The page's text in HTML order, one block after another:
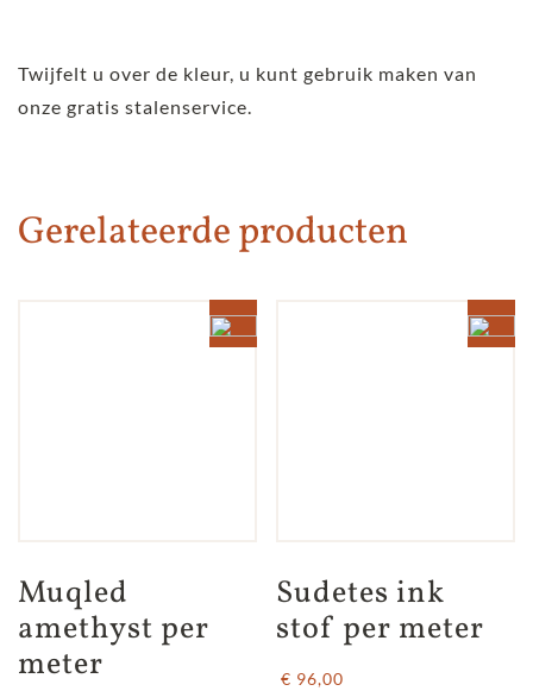
Twijfelt u over de kleur, u kunt gebruik maken van
onze gratis stalenservice.
Gerelateerde producten
Muqled
amethyst per
meter
Sudetes ink
stof per meter
€ 96,00